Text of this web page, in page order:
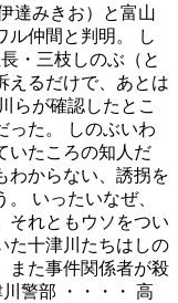
達みきお）と富山
ル仲間と判明。 し
・三枝しのぶ（と
えるだけで、あとは
らが確認したとこ
った。 しのぶいわ
いたころの知人だ
わからない、誘拐を
いったいなぜ、
それともウソをつい
た十津川たちはしの
また事件関係者が殺
警部 ・・・・ 高